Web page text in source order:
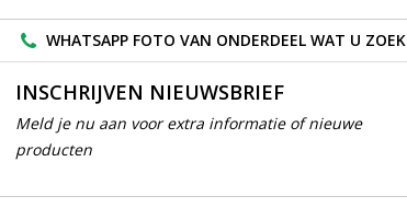
WHATSAPP FOTO VAN ONDERDEEL WAT U ZOEK
INSCHRIJVEN NIEUWSBRIEF
Meld je nu aan voor extra informatie of nieuwe
producten